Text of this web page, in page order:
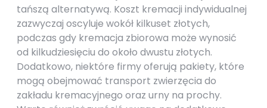
tańszą alternatywą. Koszt kremacji indywidualnej
zazwyczaj oscyluje wokół kilkuset złotych,
podczas gdy kremacja zbiorowa może wynosić
od kilkudziesięciu do około dwustu złotych.
Dodatkowo, niektóre firmy oferują pakiety, które
mogą obejmować transport zwierzęcia do
zakładu kremacyjnego oraz urny na prochy.